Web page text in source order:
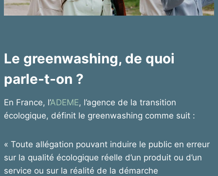
Le greenwashing, de quoi
parle-t-on ?
En France, l’ADEME, l’agence de la transition
écologique, définit le greenwashing comme suit :
« Toute allégation pouvant induire le public en erreur
sur la qualité écologique réelle d’un produit ou d’un
service ou sur la réalité de la démarche